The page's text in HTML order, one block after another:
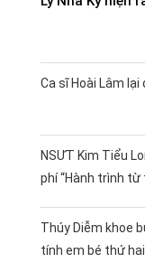
Ca sĩ Hoài Lâm lại
NSƯT Kim Tiểu
phí “Hành trình từ
Thúy Diễm khoe
tính em bé thứ hai